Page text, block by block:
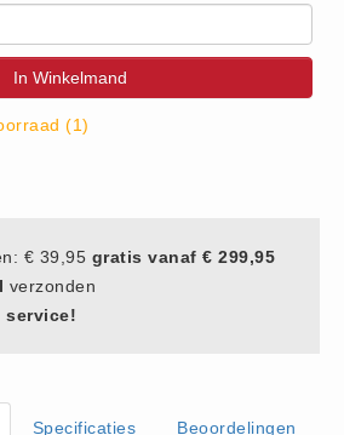
In Winkelmand
(1)
€ 39,95 gratis vanaf € 299,95
verzonden
service!
Specificaties Beoordelingen